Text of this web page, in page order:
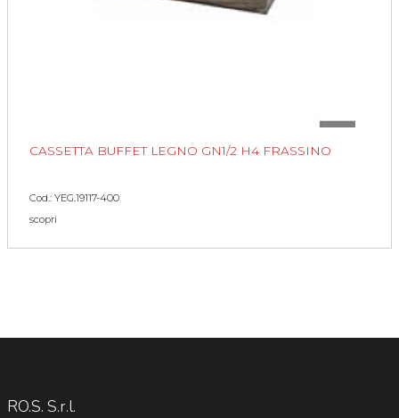
CASSETTA BUFFET LEGNO GN1/2 H4 FRASSINO
Cod.: YEG.19117-400
scopri
RO.S. S.r.l.